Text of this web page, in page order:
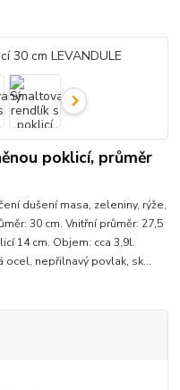
poklicí, průměr
dušení masa, zeleniny, rýže,
30 cm. Vnitřní průměr: 27,5
14 cm. Objem: cca 3,9l.
nepřilnavý povlak, sk...